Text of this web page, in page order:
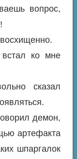
вопрос,
ко мне
сказал
демон,
артефакта
шпаргалок